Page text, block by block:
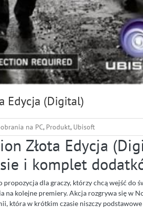
Edycja (Digital)
na PC, Produkt, Ubisoft
Złota Edycja
i komplet
dla graczy, którzy chcą wejść do
na kolejne premiery. Akcja rozgrywa się w
która w krótkim czasie niszczy